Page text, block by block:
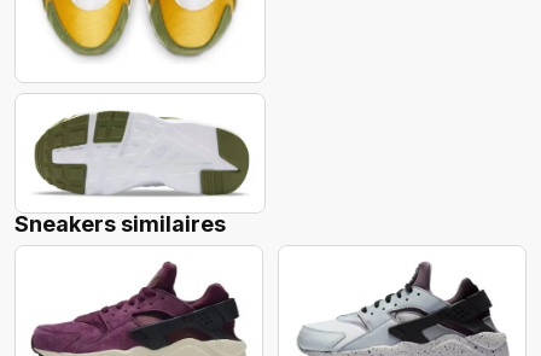
Sneakers similaires